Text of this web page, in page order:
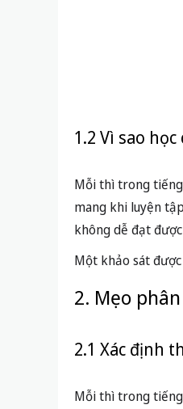
1.2 Vì sao
Mỗi thì trong tiếng
mang khi luyện
không dễ đạt
Một khảo sát
2. Mẹo
2.1 Xác định
Mỗi thì trong